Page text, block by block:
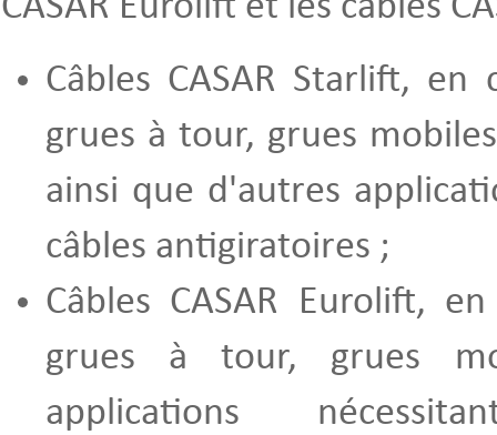
Câbles CASAR Starlift, en
grues à tour, grues
ainsi que d'autres
câbles antigiratoires ;
Câbles CASAR Eurolift,
grues à tour, grues
applications